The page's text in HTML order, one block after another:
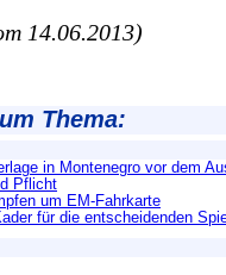
14.06.2013)
Thema:
in Montenegro vor dem
Pflicht
um EM-Fahrkarte
für die entscheidenden